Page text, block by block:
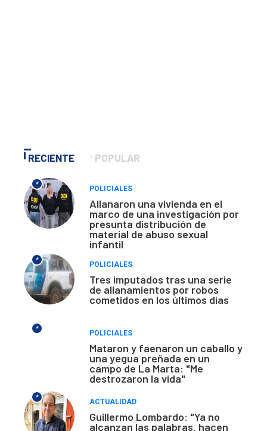
RECIENTE POPULAR
*
POLICIALES
Allanaron una vivienda en el
marco de una investigación por
presunta distribución de
material de abuso sexual
infantil
*
POLICIALES
Tres imputados tras una serie
de allanamientos por robos
cometidos en los últimos días
*
POLICIALES
Mataron y faenaron un caballo y
una yegua preñada en un
campo de La Marta: "Me
destrozaron la vida"
*
ACTUALIDAD
Guillermo Lombardo: "Ya no
alcanzan las palabras, hacen